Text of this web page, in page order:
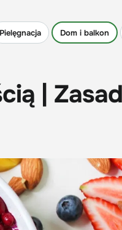
Pielęgnacja Dom i balkon
|